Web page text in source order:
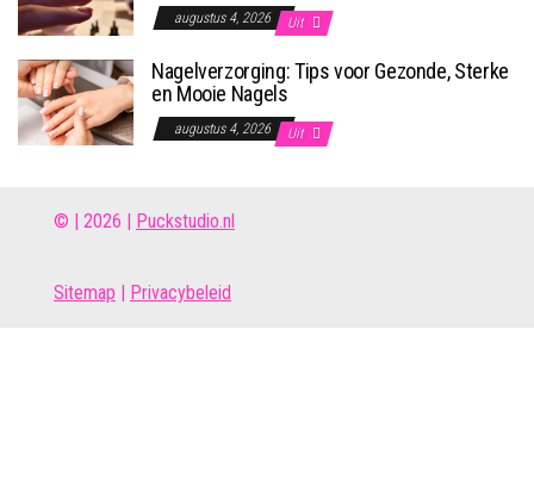
augustus 4, 2026 Uit
Nagelverzorging: Tips voor Gezonde, Sterke
en Mooie Nagels
augustus 4, 2026 Uit
© | 2026 | Puckstudio.nl
Sitemap Privacybeleid